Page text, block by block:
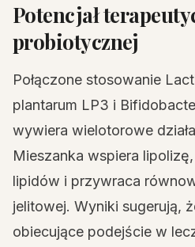
Potencjał
probiotycznej
Połączone stosowanie
plantarum LP3 i
wywiera wielotorowe
Mieszanka wspiera
lipidów i przywraca
jelitowej. Wyniki sugerują,
obiecujące podejście w